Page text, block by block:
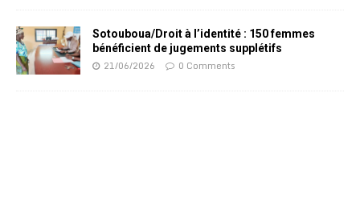
Sotouboua/Droit à l’identité : 150 femmes
bénéficient de jugements supplétifs
21/06/2026 0 Comments